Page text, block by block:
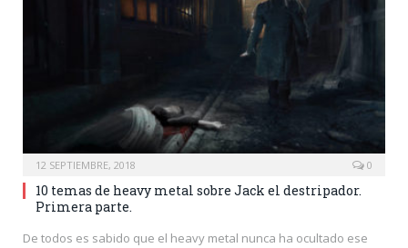
12 SEPTIEMBRE, 2018 0
10 temas de heavy metal sobre Jack el destripador.
Primera parte.
De todos es sabido que el heavy metal nunca ha ocultado ese